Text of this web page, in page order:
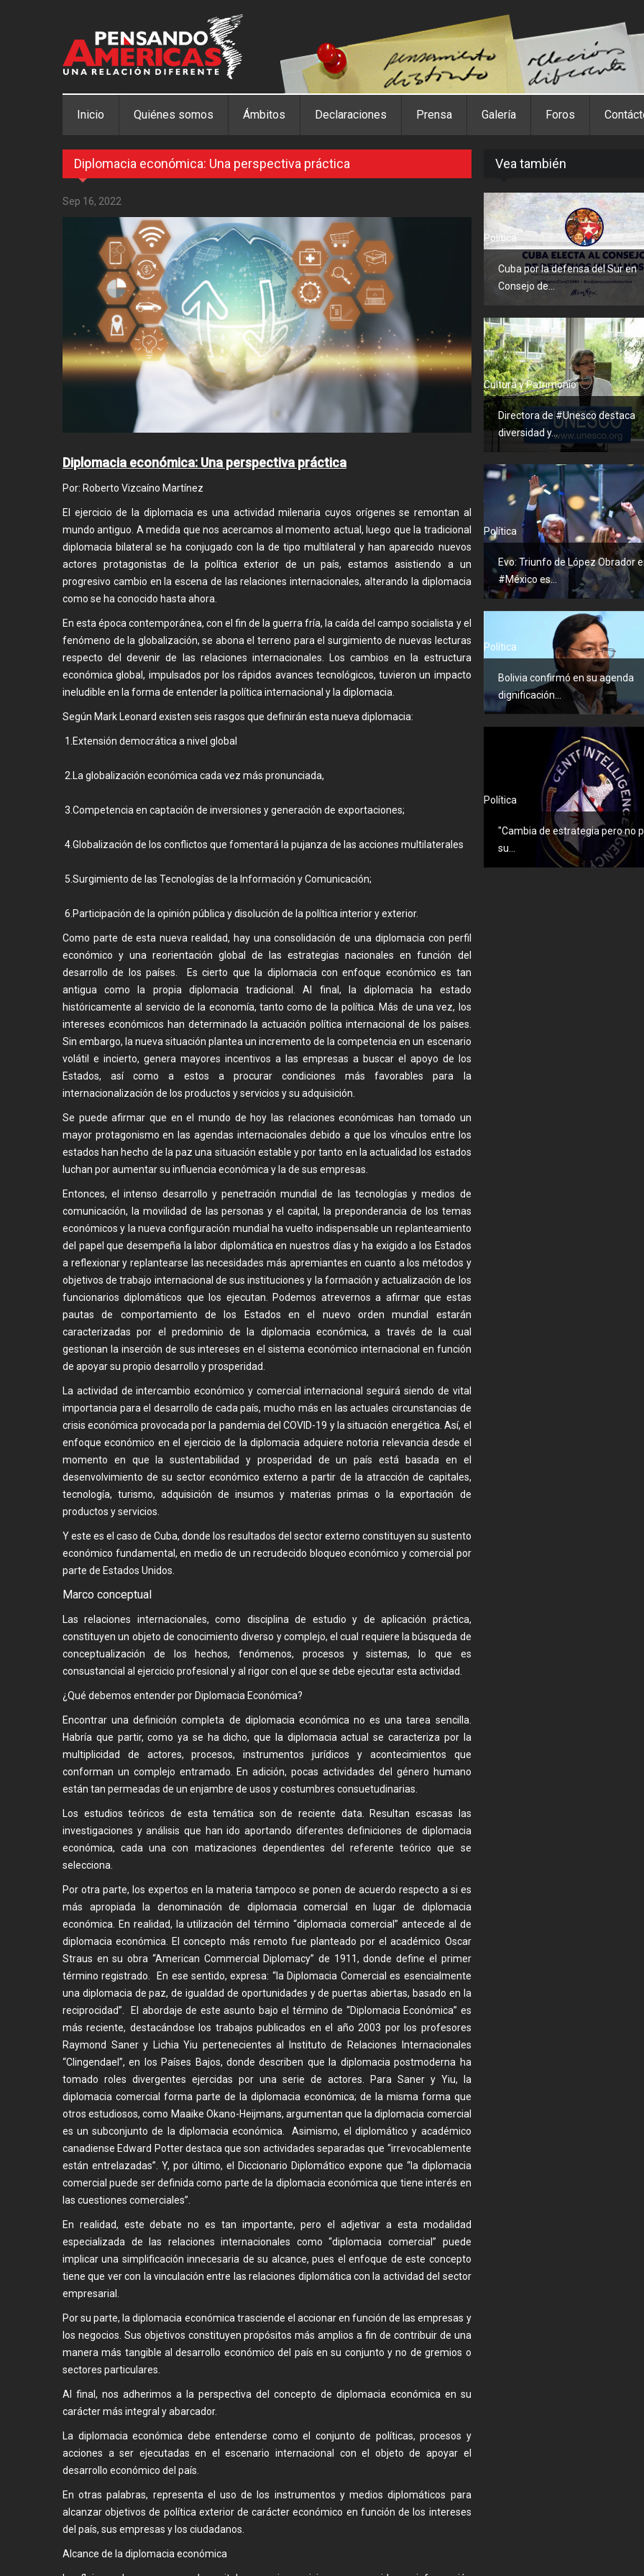
Inicio Quiénes somos Ámbitos Declaraciones Prensa Galería Foros
Diplomacia económica: Una perspectiva práctica
Sep 16, 2022
Diplomacia económica: Una perspectiva práctica
Por: Roberto Vizcaíno Martínez
El ejercicio de la diplomacia es una actividad milenaria cuyos orígenes se remontan al
mundo antiguo. A medida que nos acercamos al momento actual, luego que la tradicional
diplomacia bilateral se ha conjugado con la de tipo multilateral y han aparecido nuevos
actores protagonistas de la política exterior de un país, estamos asistiendo a un
progresivo cambio en la escena de las relaciones internacionales, alterando la diplomacia
como se ha conocido hasta ahora.
En esta época contemporánea, con el fin de la guerra fría, la caída del campo socialista y el
fenómeno de la globalización, se abona el terreno para el surgimiento de nuevas lecturas
respecto del devenir de las relaciones internacionales. Los cambios en la estructura
económica global, impulsados por los rápidos avances tecnológicos, tuvieron un impacto
ineludible en la forma de entender la política internacional y la diplomacia.
Según Mark Leonard existen seis rasgos que definirán esta nueva diplomacia:
1.Extensión democrática a nivel global
2.La globalización económica cada vez más pronunciada,
3.Competencia en captación de inversiones y generación de exportaciones;
4.Globalización de los conflictos que fomentará la pujanza de las acciones multilaterales
5.Surgimiento de las Tecnologías de la Información y Comunicación;
6.Participación de la opinión pública y disolución de la política interior y exterior.
Como parte de esta nueva realidad, hay una consolidación de una diplomacia con perfil
económico y una reorientación global de las estrategias nacionales en función del
desarrollo de los países. Es cierto que la diplomacia con enfoque económico es tan
antigua como la propia diplomacia tradicional. Al final, la diplomacia ha estado
históricamente al servicio de la economía, tanto como de la política. Más de una vez, los
intereses económicos han determinado la actuación política internacional de los países.
Sin embargo, la nueva situación plantea un incremento de la competencia en un escenario
volátil e incierto, genera mayores incentivos a las empresas a buscar el apoyo de los
Estados, así como a estos a procurar condiciones más favorables para la
internacionalización de los productos y servicios y su adquisición.
Se puede afirmar que en el mundo de hoy las relaciones económicas han tomado un
mayor protagonismo en las agendas internacionales debido a que los vínculos entre los
estados han hecho de la paz una situación estable y por tanto en la actualidad los estados
luchan por aumentar su influencia económica y la de sus empresas.
Entonces, el intenso desarrollo y penetración mundial de las tecnologías y medios de
comunicación, la movilidad de las personas y el capital, la preponderancia de los temas
económicos y la nueva configuración mundial ha vuelto indispensable un replanteamiento
del papel que desempeña la labor diplomática en nuestros días y ha exigido a los Estados
a reflexionar y replantearse las necesidades más apremiantes en cuanto a los métodos y
objetivos de trabajo internacional de sus instituciones y la formación y actualización de los
funcionarios diplomáticos que los ejecutan. Podemos atrevernos a afirmar que estas
pautas de comportamiento de los Estados en el nuevo orden mundial estarán
caracterizadas por el predominio de la diplomacia económica, a través de la cual
gestionan la inserción de sus intereses en el sistema económico internacional en función
de apoyar su propio desarrollo y prosperidad.
La actividad de intercambio económico y comercial internacional seguirá siendo de vital
importancia para el desarrollo de cada país, mucho más en las actuales circunstancias de
crisis económica provocada por la pandemia del COVID-19 y la situación energética. Así, el
enfoque económico en el ejercicio de la diplomacia adquiere notoria relevancia desde el
momento en que la sustentabilidad y prosperidad de un país está basada en el
desenvolvimiento de su sector económico externo a partir de la atracción de capitales,
tecnología, turismo, adquisición de insumos y materias primas o la exportación de
productos y servicios.
Y este es el caso de Cuba, donde los resultados del sector externo constituyen su sustento
económico fundamental, en medio de un recrudecido bloqueo económico y comercial por
parte de Estados Unidos.
Marco conceptual
Las relaciones internacionales, como disciplina de estudio y de aplicación práctica,
constituyen un objeto de conocimiento diverso y complejo, el cual requiere la búsqueda de
conceptualización de los hechos, fenómenos, procesos y sistemas, lo que es
consustancial al ejercicio profesional y al rigor con el que se debe ejecutar esta actividad.
¿Qué debemos entender por Diplomacia Económica?
Encontrar una definición completa de diplomacia económica no es una tarea sencilla.
Habría que partir, como ya se ha dicho, que la diplomacia actual se caracteriza por la
multiplicidad de actores, procesos, instrumentos jurídicos y acontecimientos que
conforman un complejo entramado. En adición, pocas actividades del género humano
están tan permeadas de un enjambre de usos y costumbres consuetudinarias.
Los estudios teóricos de esta temática son de reciente data. Resultan escasas las
investigaciones y análisis que han ido aportando diferentes definiciones de diplomacia
económica, cada una con matizaciones dependientes del referente teórico que se
selecciona.
Por otra parte, los expertos en la materia tampoco se ponen de acuerdo respecto a si es
más apropiada la denominación de diplomacia comercial en lugar de diplomacia
económica. En realidad, la utilización del término “diplomacia comercial” antecede al de
diplomacia económica. El concepto más remoto fue planteado por el académico Oscar
Straus en su obra “American Commercial Diplomacy” de 1911, donde define el primer
término registrado. En ese sentido, expresa: “la Diplomacia Comercial es esencialmente
una diplomacia de paz, de igualdad de oportunidades y de puertas abiertas, basado en la
reciprocidad”. El abordaje de este asunto bajo el término de “Diplomacia Económica” es
más reciente, destacándose los trabajos publicados en el año 2003 por los profesores
Raymond Saner y Lichia Yiu pertenecientes al Instituto de Relaciones Internacionales
“Clingendael”, en los Países Bajos, donde describen que la diplomacia postmoderna ha
tomado roles divergentes ejercidas por una serie de actores. Para Saner y Yiu, la
diplomacia comercial forma parte de la diplomacia económica; de la misma forma que
otros estudiosos, como Maaike Okano-Heijmans, argumentan que la diplomacia comercial
es un subconjunto de la diplomacia económica. Asimismo, el diplomático y académico
canadiense Edward Potter destaca que son actividades separadas que “irrevocablemente
están entrelazadas”. Y, por último, el Diccionario Diplomático expone que “la diplomacia
comercial puede ser definida como parte de la diplomacia económica que tiene interés en
las cuestiones comerciales”.
En realidad, este debate no es tan importante, pero el adjetivar a esta modalidad
especializada de las relaciones internacionales como “diplomacia comercial” puede
implicar una simplificación innecesaria de su alcance, pues el enfoque de este concepto
tiene que ver con la vinculación entre las relaciones diplomática con la actividad del sector
empresarial.
Por su parte, la diplomacia económica trasciende el accionar en función de las empresas y
los negocios. Sus objetivos constituyen propósitos más amplios a fin de contribuir de una
manera más tangible al desarrollo económico del país en su conjunto y no de gremios o
sectores particulares.
Al final, nos adherimos a la perspectiva del concepto de diplomacia económica en su
carácter más integral y abarcador.
La diplomacia económica debe entenderse como el conjunto de políticas, procesos y
acciones a ser ejecutadas en el escenario internacional con el objeto de apoyar el
desarrollo económico del país.
En otras palabras, representa el uso de los instrumentos y medios diplomáticos para
alcanzar objetivos de política exterior de carácter económico en función de los intereses
del país, sus empresas y los ciudadanos.
Alcance de la diplomacia económica
Vea también
Política
Cuba por la defensa del Sur en
Consejo de...
Cultura y Patrimonio
Directora de #Unesco destaca
diversidad y...
Política
Evo: Triunfo de López Obrador
#México es...
Política
Bolivia confirmó en su agenda
dignificación...
Política
"Cambia de estrategia pero no
su...